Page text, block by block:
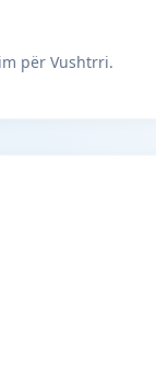
për Vushtrri.